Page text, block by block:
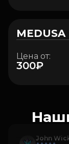
MEDUSA
Цена от:
300₽
John